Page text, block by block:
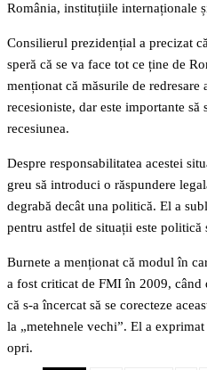
România, instituțiile internaționale
Consilierul prezidențial a precizat
speră că se va face tot ce ține de
menționat că măsurile de
recesioniste, dar este importante să
recesiunea.
Despre responsabilitatea acestei
greu să introduci o răspundere
degrabă decât una politică. El a
pentru astfel de situații este politică
Burnete a menționat că modul în
a fost criticat de FMI în 2009,
că s-a încercat să se corecteze
la „metehnele vechi”. El a
opri.